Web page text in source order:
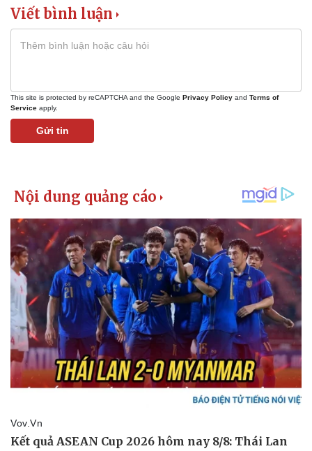
Kinh tế
Bất động sản
Chứng khoán
Viết bình luận
This site is protected by reCAPTCHA and the Google Privacy Policy and Terms of
Service apply.
Gửi tin